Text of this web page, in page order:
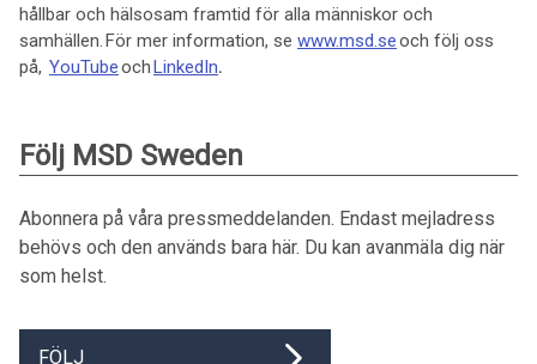
hållbar och hälsosam framtid för alla människor och
samhällen. För mer information, se www.msd.seoch följ oss
på, YouTubeochLinkedIn.
Följ MSD Sweden
Abonnera på våra pressmeddelanden. Endast mejladress
behövs och den används bara här. Du kan avanmäla dig när
som helst.
FÖLJ